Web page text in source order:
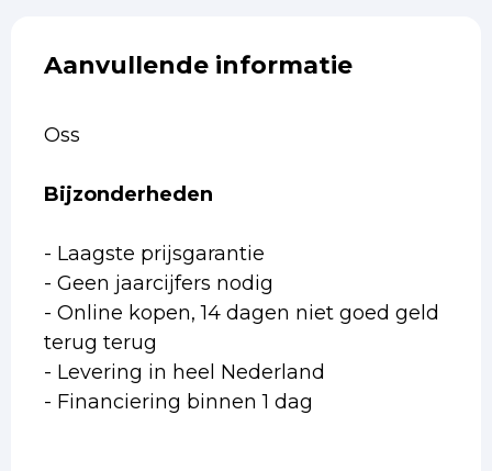
Aanvullende informatie
Oss
Bijzonderheden
- Laagste prijsgarantie
- Geen jaarcijfers nodig
- Online kopen, 14 dagen niet goed geld
terug terug
- Levering in heel Nederland
- Financiering binnen 1 dag